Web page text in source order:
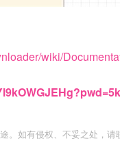
wiki/
。如有侵权、不妥之处，